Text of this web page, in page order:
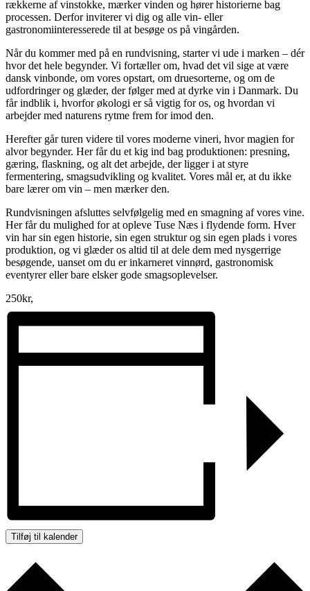
rækkerne af vinstokke, mærker vinden og hører historierne bag
processen. Derfor inviterer vi dig og alle vin- eller
gastronomiinteresserede til at besøge os på vingården.
Når du kommer med på en rundvisning, starter vi ude i marken – dér
hvor det hele begynder. Vi fortæller om, hvad det vil sige at være
dansk vinbonde, om vores opstart, om druesorterne, og om de
udfordringer og glæder, der følger med at dyrke vin i Danmark. Du
får indblik i, hvorfor økologi er så vigtig for os, og hvordan vi
arbejder med naturens rytme frem for imod den.
Herefter går turen videre til vores moderne vineri, hvor magien for
alvor begynder. Her får du et kig ind bag produktionen: presning,
gæring, flaskning, og alt det arbejde, der ligger i at styre
fermentering, smagsudvikling og kvalitet. Vores mål er, at du ikke
bare lærer om vin – men mærker den.
Rundvisningen afsluttes selvfølgelig med en smagning af vores vine.
Her får du mulighed for at opleve Tuse Næs i flydende form. Hver
vin har sin egen historie, sin egen struktur og sin egen plads i vores
produktion, og vi glæder os altid til at dele dem med nysgerrige
besøgende, uanset om du er inkarneret vinnørd, gastronomisk
eventyrer eller bare elsker gode smagsoplevelser.
250kr,
Tilføj til kalender